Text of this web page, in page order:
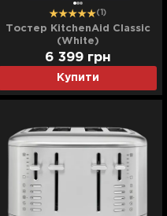
(1)
Тостер KitchenAid Classic
(White)
Купити
6 399 грн